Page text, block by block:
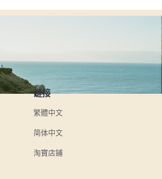
鏈接
繁體中文
简体中文
淘寶店鋪